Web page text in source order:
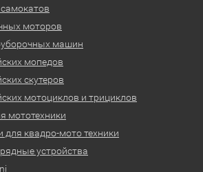
моторов
машин
мопедов
скутеров
мотоциклов и трициклов
мототехники
квадро-мото техники
устройства